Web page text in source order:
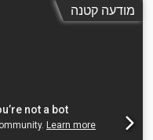
מודעה קטנה